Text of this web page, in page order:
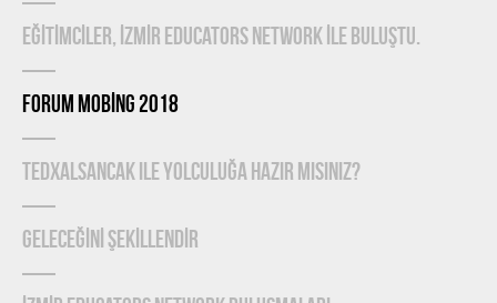
EĞİTİMCİLER, İZMİR EDUCATORS NETWORK İLE BULUŞTU.
FORUM MOBİNG 2018
TEDxAlsancak ile Yolculuğa Hazır mısınız?
GELECEĞİNİ ŞEKİLLENDİR